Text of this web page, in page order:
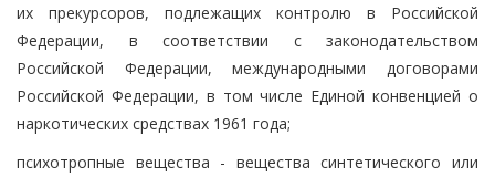
их прекурсоров, подлежащих контролю в Российской
Федерации, в соответствии с законодательством
Российской Федерации, международными договорами
Российской Федерации, в том числе Единой конвенцией о
наркотических средствах 1961 года;
психотропные вещества - вещества синтетического или